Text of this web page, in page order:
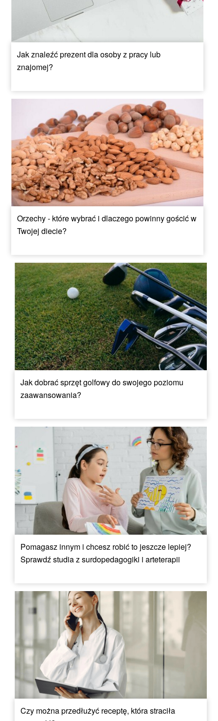
Jak znaleźć prezent dla osoby z pracy lub
znajomej?
Orzechy - które wybrać i dlaczego powinny gościć w
Twojej diecie?
Jak dobrać sprzęt golfowy do swojego poziomu
zaawansowania?
Pomagasz innym i chcesz robić to jeszcze lepiej?
Sprawdź studia z surdopedagogiki i arteterapii
Czy można przedłużyć receptę, która straciła